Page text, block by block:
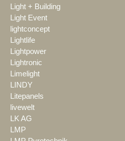
Light + Building
Light Event
lightconcept
Lightlife
Lightpower
Lightronic
Limelight
LINDY
Litepanels
livewelt
LK AG
LMP